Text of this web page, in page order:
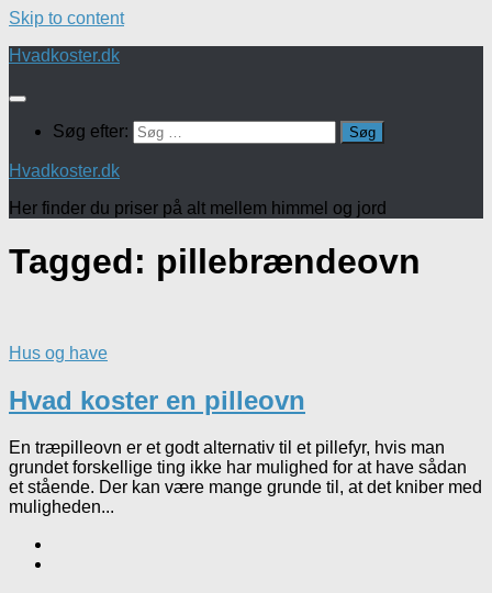
Skip to content
Hvadkoster.dk
Søg efter:
Hvadkoster.dk
Her finder du priser på alt mellem himmel og jord
Tagged: pillebrændeovn
Hus og have
Hvad koster en pilleovn
En træpilleovn er et godt alternativ til et pillefyr, hvis man
grundet forskellige ting ikke har mulighed for at have sådan
et stående. Der kan være mange grunde til, at det kniber med
muligheden...